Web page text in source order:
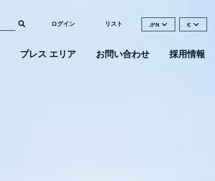
ログイン リスト JPN €
プレス エリア お問い合わせ 採用情報